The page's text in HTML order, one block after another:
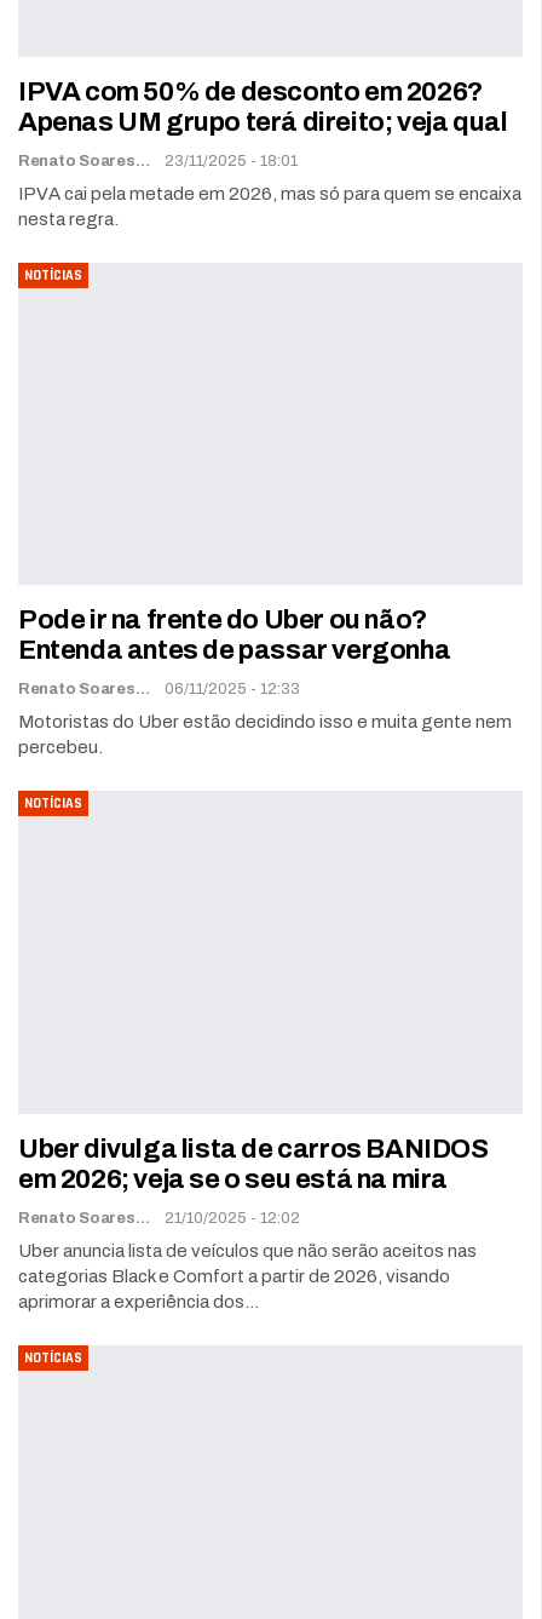
IPVA com 50% de desconto em 2026?
Apenas UM grupo terá direito; veja qual
Renato Soares 23/11/2025 - 18:01
IPVA cai pela metade em 2026, mas só para quem se encaixa
nesta regra.
NOTÍCIAS
Pode ir na frente do Uber ou não?
Entenda antes de passar vergonha
Renato Soares 06/11/2025 - 12:33
Motoristas do Uber estão decidindo isso e muita gente nem
percebeu.
NOTÍCIAS
Uber divulga lista de carros BANIDOS
em 2026; veja se o seu está na mira
Renato Soares 21/10/2025 - 12:02
Uber anuncia lista de veículos que não serão aceitos nas
categorias Black e Comfort a partir de 2026, visando
aprimorar a experiência dos…
NOTÍCIAS